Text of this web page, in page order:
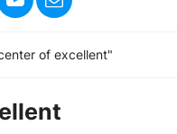
of excellent"